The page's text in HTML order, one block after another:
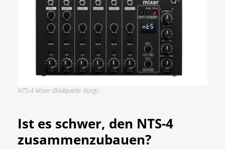
NTS-4 Mixer (Bildquelle: Korg)
Ist es schwer, den NTS-4
zusammenzubauen?